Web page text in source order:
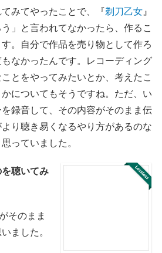
みてやったことで、『剃刀乙女』
」と言われてなかったら、作るこ
。自分で作品を売り物として作ろ
なかったんです。レコーディング
とをやってみたいとか、考えたこ
についてもそうですね。ただ、い
録音して、その内容がそのまま伝
り聴き易くなるやり方があるのな
っていました。
聴いてみ
そのまま
ました。